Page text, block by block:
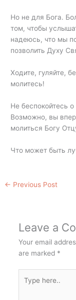
Но не для Бога.
том, чтобы
надеюсь, что мы
позволить Духу
Ходите, гуляйте,
молитесь!
Не беспокойтесь
Возможно, вы
молиться Богу
Что может быть
← Previous Post
Leave a
Your email
are marked *
here..